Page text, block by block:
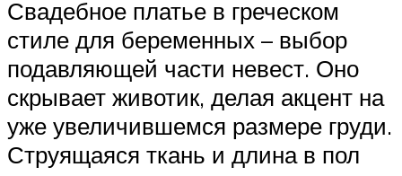
Свадебное платье в греческом
стиле для беременных – выбор
подавляющей части невест. Оно
скрывает животик, делая акцент на
уже увеличившемся размере груди.
Струящаяся ткань и длина в пол